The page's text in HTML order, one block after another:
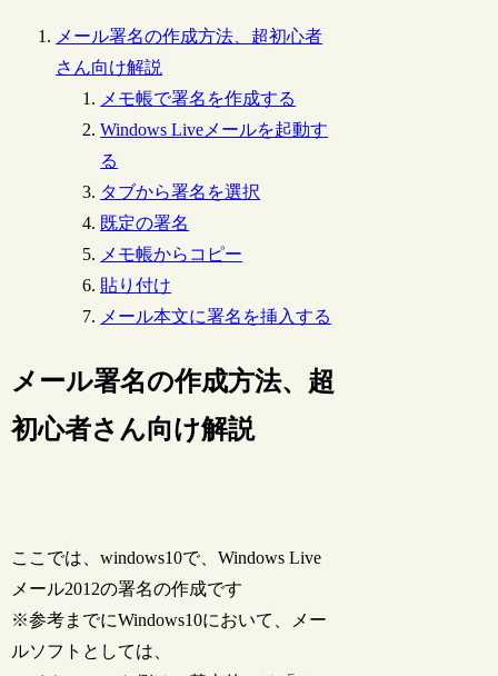
メール署名の作成方法、超初心者
さん向け解説
メモ帳で署名を作成する
Windows Liveメールを起動す
る
タブから署名を選択
既定の署名
メモ帳からコピー
貼り付け
メール本文に署名を挿入する
メール署名の作成方法、超
初心者さん向け解説
ここでは、windows10で、Windows Live
メール2012の署名の作成です
※参考までにWindows10において、メー
ルソフトとしては、